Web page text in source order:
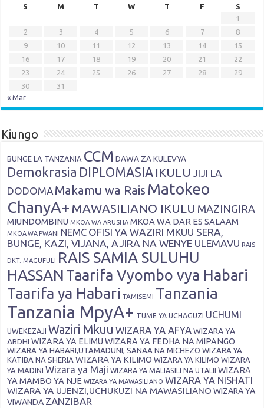
S
M T W T F
S
1
2
3 4 5 6 7
8
9
10 11 12 13 14
15
16
17 18 19 20 21
22
23
24 25 26 27 28
29
30
31
« Mar
Kiungo
BUNGE LA TANZANIA CCM DAWA ZA KULEVYA
Demokrasia DIPLOMASIA IKULU JIJI LA
DODOMA Makamu wa Rais Matokeo
ChanyA+ MAWASILIANO IKULU MAZINGIRA
MIUNDOMBINU MKOA WA ARUSHA MKOA WA DAR ES SALAAM
MKOA WA PWANI NEMC OFISI YA WAZIRI MKUU SERA,
BUNGE, KAZI, VIJANA, AJIRA NA WENYE ULEMAVU RAIS
DKT. MAGUFULI
RAIS SAMIA SULUHU
HASSAN Taarifa Vyombo vya Habari
Taarifa ya Habari TAMISEMI Tanzania
Tanzania MpyA+ TUME YA UCHAGUZI UCHUMI
UWEKEZAJI Waziri Mkuu WIZARA YA AFYA WIZARA YA
ARDHI WIZARA YA ELIMU WIZARA YA FEDHA NA MIPANGO
WIZARA YA HABARI,UTAMADUNI, SANAA NA MICHEZO WIZARA YA
KATIBA NA SHERIA WIZARA YA KILIMO WIZARA YA KILIMO WIZARA
YA MADINI Wizara ya Maji WIZARA YA MALIASILI NA UTALII
WIZARA
YA MAMBO YA NJE WIZARA YA MAWASILIANO WIZARA YA NISHATI
WIZARA YA UJENZI,UCHUKUZI NA MAWASILIANO WIZARA YA
VIWANDA ZANZIBAR